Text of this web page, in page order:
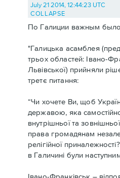
July 21 2014, 12:44:23 UTC
COLLAPSE
По Галиции важным
"Галицька асамблея
трьох областей: Івано-
Львівської) прийняли
третє питання:
“Чи хочете Ви, щоб
державою, яка
внутрішньої та
права громадянам
релігійної
в Галичині були